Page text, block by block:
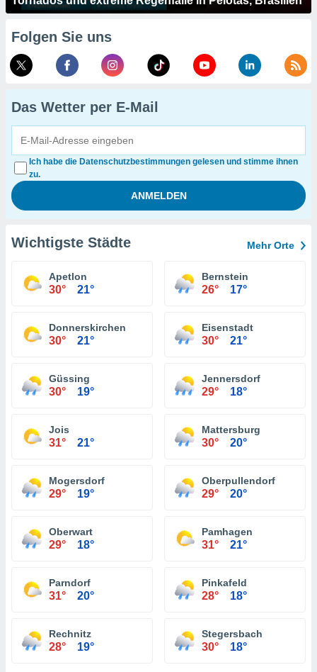
Folgen Sie uns
Das Wetter per E-Mail
Ich habe die Datenschutzbestimmungen gelesen und stimme ihnen
zu.
Wichtigste Städte Mehr Orte
Apetlon
30° 21°
Bernstein
26° 17°
Donnerskirchen
30° 21°
Eisenstadt
30° 21°
Güssing
30° 19°
Jennersdorf
29° 18°
Jois
31° 21°
Mattersburg
30° 20°
Mogersdorf
29° 19°
Oberpullendorf
29° 20°
Oberwart
29° 18°
Pamhagen
31° 21°
Parndorf
31° 20°
Pinkafeld
28° 18°
Rechnitz
28° 19°
Stegersbach
30° 18°